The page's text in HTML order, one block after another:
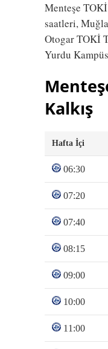
Menteşe
saatleri,
Otogar TOKİ
Yurdu
Kalkış
Hafta İçi
06:30
07:20
07:40
08:15
09:00
10:00
11:00